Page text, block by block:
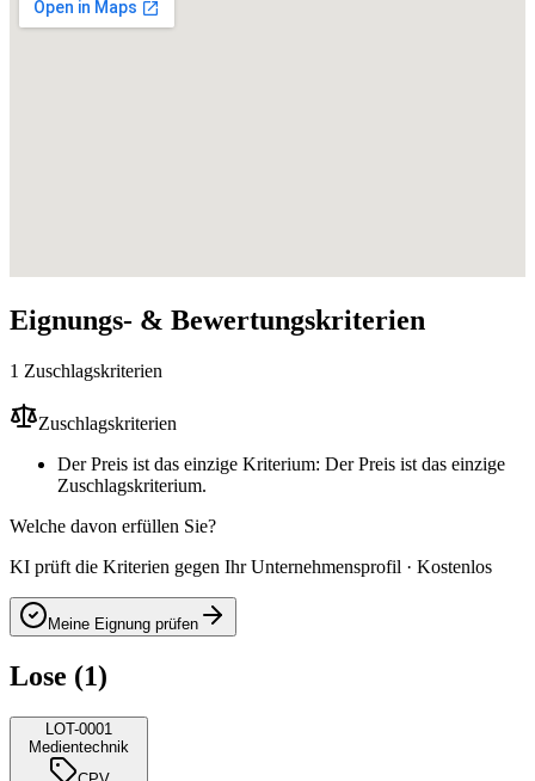
Eignungs- & Bewertungskriterien
1 Zuschlagskriterien
Zuschlagskriterien
Der Preis ist das einzige Kriterium: Der Preis ist das einzige
Zuschlagskriterium.
Welche davon erfüllen Sie?
KI prüft die Kriterien gegen Ihr Unternehmensprofil · Kostenlos
Meine Eignung prüfen
Lose (1)
LOT-0001
Medientechnik